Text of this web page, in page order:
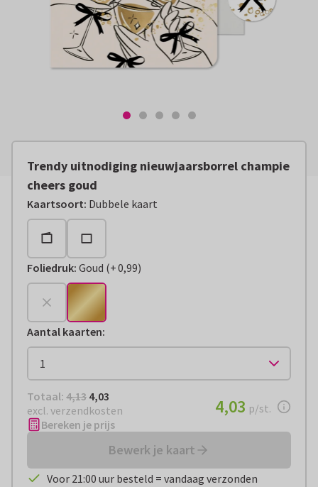
Trendy uitnodiging nieuwjaarsborrel champie
cheers goud
Kaartsoort: Dubbele kaart
Foliedruk: Goud (
+€ 0,99
+0,99)
Aantal kaarten:
Totaal: € 4,03
Totaal: 4,13 4,03
excl. verzendkosten
€ 4,03per stuk
4,03 p/st.
Bereken je prijs
Bewerk je kaart
Voor 21:00 uur besteld = vandaag verzonden